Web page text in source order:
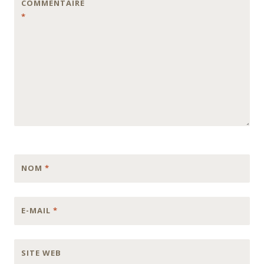
COMMENTAIRE
*
NOM *
E-MAIL *
SITE WEB